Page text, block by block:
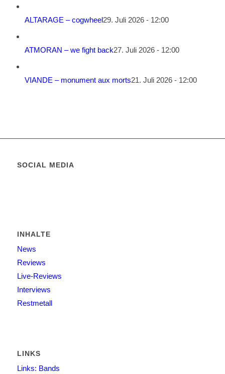
ALTARAGE – cogwheel29. Juli 2026 - 12:00
ATMORAN – we fight back27. Juli 2026 - 12:00
VIANDE – monument aux morts21. Juli 2026 - 12:00
SOCIAL MEDIA
INHALTE
News
Reviews
Live-Reviews
Interviews
Restmetall
LINKS
Links: Bands